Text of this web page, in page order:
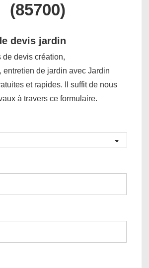
(85700)
devis jardin
de devis création,
entretien de jardin avec Jardin
et rapides. Il suffit de nous
à travers ce formulaire.